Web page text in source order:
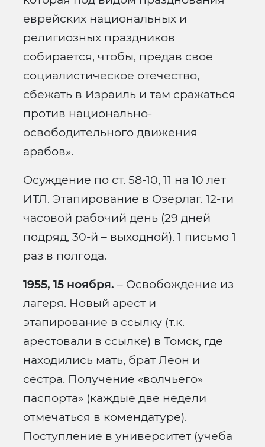
еврейских национальных и
религиозных праздников
собирается, чтобы, предав свое
социалистическое отечество,
сбежать в Израиль и там сражаться
против национально-
освободительного движения
арабов».
Осуждение по ст. 58-10, 11 на 10 лет
ИТЛ. Этапирование в Озерлаг. 12-ти
часовой рабочий день (29 дней
подряд, 30-й – выходной). 1 письмо 1
раз в полгода.
1955, 15 ноября. – Освобождение из
лагеря. Новый арест и
этапирование в ссылку (т.к.
арестовали в ссылке) в Томск, где
находились мать, брат Леон и
сестра. Получение «волчьего»
паспорта» (каждые две недели
отмечаться в комендатуре).
Поступление в университет (учеба